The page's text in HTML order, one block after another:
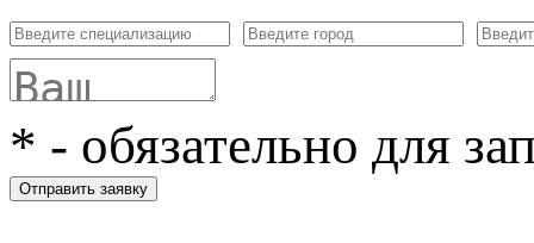
* - обязательно для
Отправить заявку